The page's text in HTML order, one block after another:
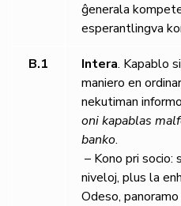
ĝenerala
esperantlingva
B.1 Intera. Kapablo
maniero en
nekutiman
oni kapablas
banko.
– Kono pri socio:
niveloj, plus la
Odeso,